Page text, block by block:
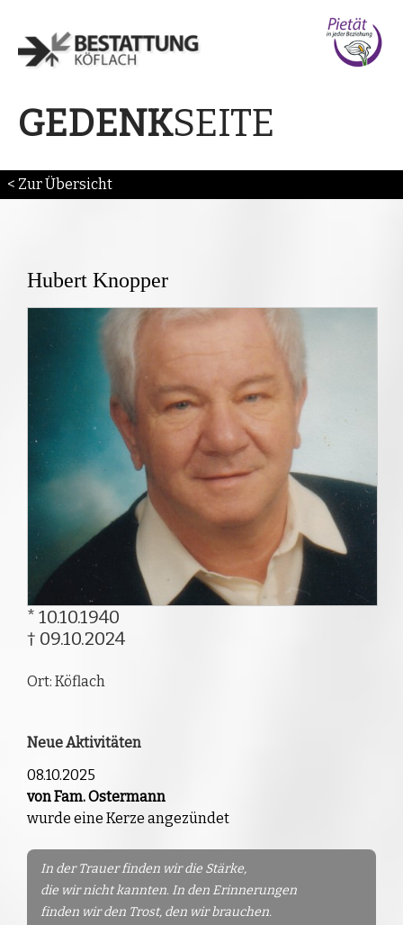
GEDENKSEITE
< Zur Übersicht
Hubert Knopper
* 10.10.1940
† 09.10.2024
Ort: Köflach
Neue Aktivitäten
08.10.2025
von Fam. Ostermann
wurde eine Kerze angezündet
In der Trauer finden wir die Stärke,
die wir nicht kannten. In den Erinnerungen
finden wir den Trost, den wir brauchen.